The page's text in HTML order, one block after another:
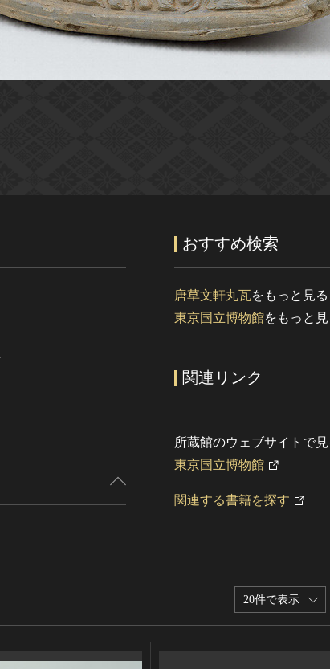
おすすめ検索
唐草文軒丸瓦をもっと見る
東京国立博物館をもっと
関連リンク
所蔵館のウェブサイトで
東京国立博物館
関連する書籍を探す
20件で表示